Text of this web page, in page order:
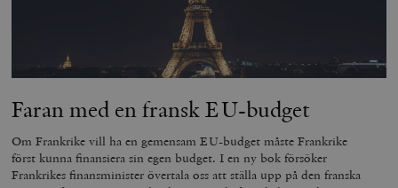
Faran med en fransk EU-budget
Om Frankrike vill ha en gemensam EU-budget måste Frankrike
först kunna finansiera sin egen budget. I en ny bok försöker
Frankrikes finansminister övertala oss att ställa upp på den franska